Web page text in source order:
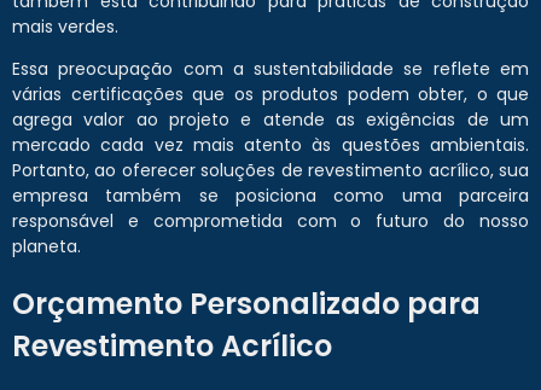
mais verdes.
Essa preocupação com a sustentabilidade se reflete em
várias certificações que os produtos podem obter, o que
agrega valor ao projeto e atende as exigências de um
mercado cada vez mais atento às questões ambientais.
Portanto, ao oferecer soluções de revestimento acrílico, sua
empresa também se posiciona como uma parceira
responsável e comprometida com o futuro do nosso
planeta.
Orçamento Personalizado para
Revestimento Acrílico